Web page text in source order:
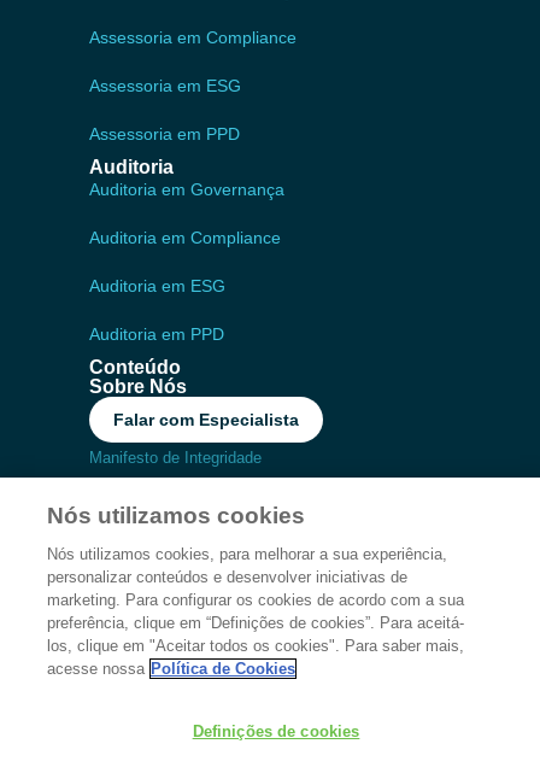
Assessoria em Compliance
Assessoria em ESG
Assessoria em PPD
Auditoria
Auditoria em Governança
Auditoria em Compliance
Auditoria em ESG
Auditoria em PPD
Conteúdo
Sobre Nós
Falar com Especialista
Manifesto de Integridade
Política de Privacidade
Estrutura Organizacional
Política de Compliance
Política de Cookies
Canal de Denúncias
GEP Soluções em Compliance © 2026 -
Consulting
Nós utilizamos cookies
Nós utilizamos cookies, para melhorar a sua experiência,
personalizar conteúdos e desenvolver iniciativas de
marketing. Para configurar os cookies de acordo com a sua
preferência, clique em “Definições de cookies”. Para aceitá-
los, clique em "Aceitar todos os cookies". Para saber mais,
acesse nossa Política de Cookies
Definições de cookies